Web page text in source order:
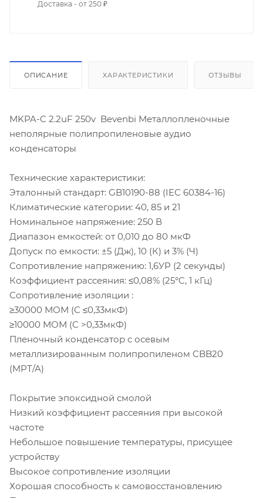
Доставка - от 250 ₽
ОПИСАНИЕ ХАРАКТЕРИСТИКИ ОТЗЫВЫ
MKPA-C 2.2uF 250v Bevenbi Металлопленочные
неполярные полипропиленовые аудио
конденсаторы
Технические характеристики:
Эталонный стандарт: GB10190-88 (IEC 60384-16)
Климатические категории: 40, 85 и 21
Номинальное напряжение: 250 В
Диапазон емкостей: от 0,010 до 80 мкФ
Допуск по емкости: ±5 (Дж), 10 (К) и 3% (Ч)
Сопротивление напряжению: 1,6УР (2 секунды)
Коэффициент рассеяния: ≤0,08% (25°C, 1 кГц)
Сопротивление изоляции :
≥30000 МОМ (C ≤0,33мкФ)
≥10000 МОМ (C >0,33мкФ)
Пленочный конденсатор с осевым
металлизированным полипропиленом CBB20
(MPT/A)
Покрытие эпоксидной смолой
Низкий коэффициент рассеяния при высокой
частоте
Небольшое повышение температуры, присущее
устройству
Высокое сопротивление изоляции
Хорошая способность к самовосстановлению